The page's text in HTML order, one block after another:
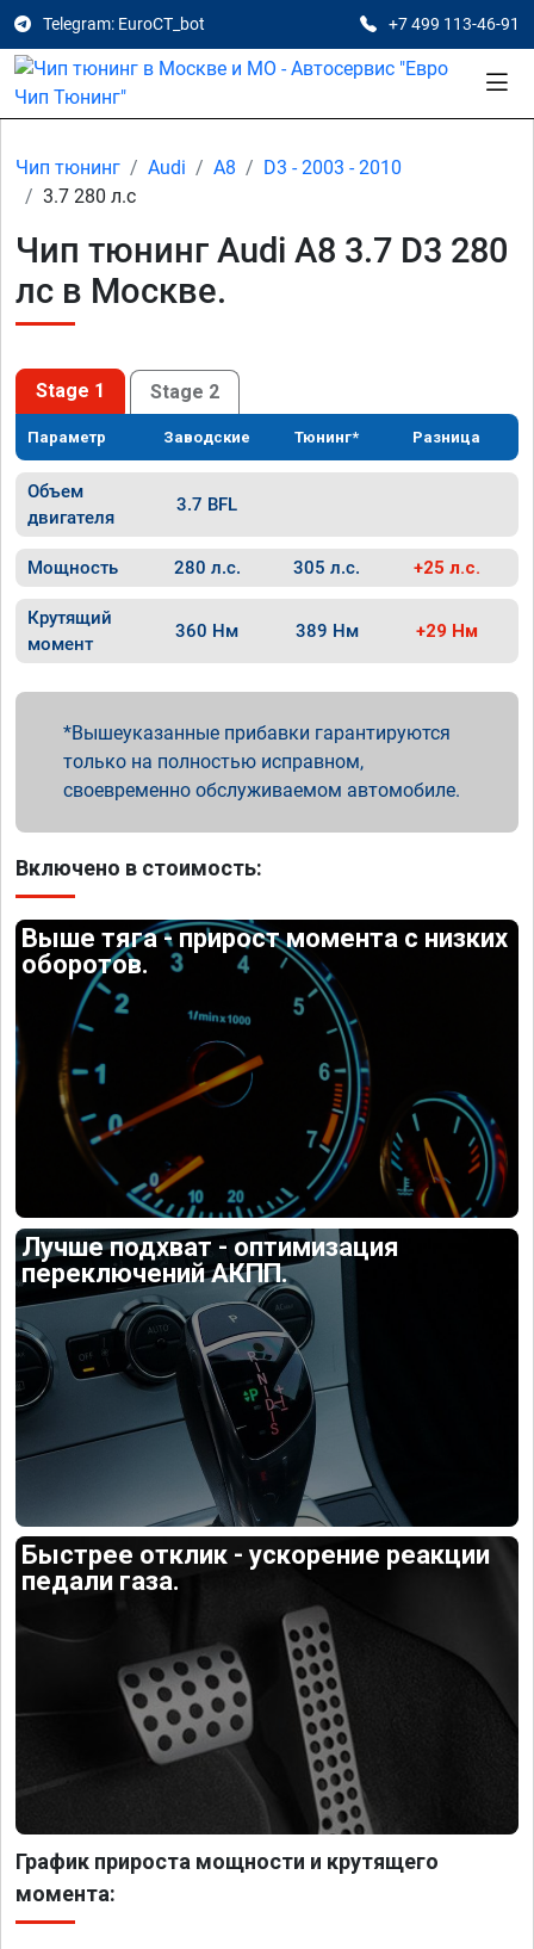
Telegram: EuroCT_bot +7 499 113-46-91
Чип тюнинг Audi A8
D3 - 2003 - 2010
3.7 280 л.с
Чип тюнинг Audi A8 3.7 D3 280
лс в Москве.
Stage 1 Stage 2
Параметр Заводские Тюнинг* Разница
Объем
двигателя
3.7 BFL
Мощность 280 л.с. 305 л.с. +25 л.с.
Крутящий
момент
360 Нм 389 Нм +29 Нм
Вышеуказанные прибавки гарантируются
только на полностью исправном,
своевременно обслуживаемом автомобиле.
Включено в стоимость:
Выше тяга - прирост момента с низких
оборотов.
Лучше подхват - оптимизация
переключений АКПП.
Быстрее отклик - ускорение реакции
педали газа.
График прироста мощности и крутящего
момента: